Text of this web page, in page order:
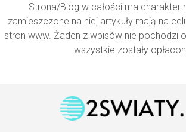
Strona/Blog w całości ma charakter
zamieszczone na niej artykuły mają na
stron www. Żaden z wpisów nie pochodzi
wszystkie zostały